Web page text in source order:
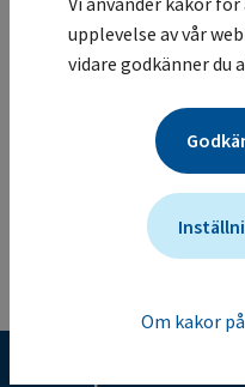
patienter som
för refraktärt FL i
efter godkännande av
Mer information om
Studien ändrades senast:
Tillbaka till listan
upplevelse av vår
vidare godkänner du
Om kakor